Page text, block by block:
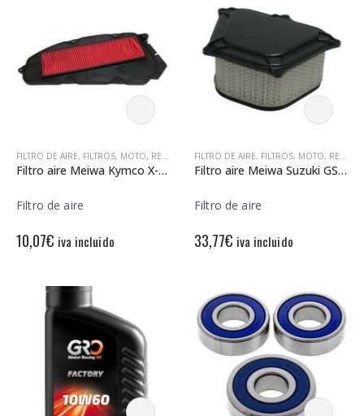
FILTRO DE AIRE, FILTROS, MOTO, RECAMBIOS MOTO
Filtro aire Meiwa Kymco X-Citing 400
Filtro de aire
10,07€ iva incluido
FILTRO DE AIRE, FILTROS, MOTO, RECAMBIOS MOTO
Filtro aire Meiwa Suzuki GSX R 1300 Hayabusa
Filtro de aire
33,77€ iva incluido